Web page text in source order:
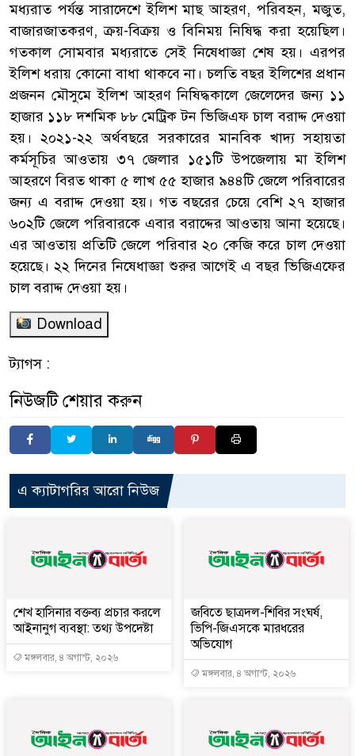
মধ্যরাত পর্যন্ত সারাদেশে ইলিশ মাছ আহরণ, পরিবহন, মজুত,
বাজারজাতকরণ, ক্রয়-বিক্রয় ও বিনিময় নিষিদ্ধ করা হয়েছিল।
গতকাল সোমবার মধ্যরাতে সেই নিষেধাজ্ঞা শেষ হয়। এরপর
ইলিশ ধরায় কোনো বাধা থাকবে না। চলতি বছর ইলিশের প্রধান
প্রজনন মৌসুমে ইলিশ আহরণ নিষিদ্ধকালে জেলেদের জন্য ১১
হাজার ১১৮ দশমিক ৮৮ মেট্রিক টন ভিজিএফ চাল বরাদ্দ দেওয়া
হয়। ২০২১-২২ অর্থবছরে সরকারের মানবিক খাদ্য সহায়তা
কর্মসূচির আওতায় ৩৭ জেলার ১৫১টি উপজেলায় মা ইলিশ
আহরণে বিরত থাকা ৫ লাখ ৫৫ হাজার ৯৪৪টি জেলে পরিবারের
জন্য এ বরাদ্দ দেওয়া হয়। গত বছরের চেয়ে বেশি ২৭ হাজার
৬০২টি জেলে পরিবারকে এবার বরাদ্দের আওতায় আনা হয়েছে।
এর আওতায় প্রতিটি জেলে পরিবার ২০ কেজি করে চাল দেওয়া
হয়েছে। ২২ দিনের নিষেধাজ্ঞা শুরুর আগেই এ বছর ভিজিএফের
চাল বরাদ্দ দেওয়া হয়।
Download
ট্যাগস :
নিউজটি শেয়ার করুন
এ ক্যাটাগরির আরো নিউজ
শেখ হাসিনার বক্তব্য প্রচার করলে
আইনানুগ ব্যবস্থা: তথ্য উপদেষ্টা
মঙ্গলবার, ৪ অগাস্ট, ২০২৬
জবিতে ছাত্রদল-শিবির সংঘর্ষ,
ভিপি-জিএসকে মারধরের
অভিযোগ
মঙ্গলবার, ৪ অগাস্ট, ২০২৬